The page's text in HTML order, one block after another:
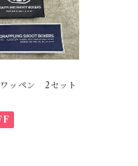
ッペン 2セット